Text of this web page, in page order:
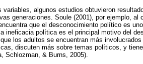
variables, algunos estudios obtuvieron
generaciones. Soule (2001), por ejemplo,
que el desconocimiento político es
ineficacia política es el principal motivo del
los adultos se encuentran más
discuten más sobre temas políticos, y
Schlozman, & Burns, 2005).